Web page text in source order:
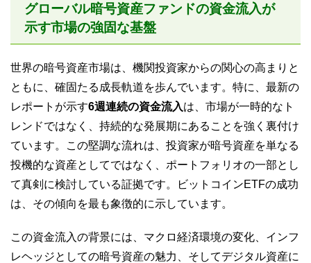
グローバル暗号資産ファンドの資金流入が
示す市場の強固な基盤
世界の暗号資産市場は、機関投資家からの関心の高まりと
ともに、確固たる成長軌道を歩んでいます。特に、最新の
レポートが示す6週連続の資金流入は、市場が一時的なト
レンドではなく、持続的な発展期にあることを強く裏付け
ています。この堅調な流れは、投資家が暗号資産を単なる
投機的な資産としてではなく、ポートフォリオの一部とし
て真剣に検討している証拠です。ビットコインETFの成功
は、その傾向を最も象徴的に示しています。
この資金流入の背景には、マクロ経済環境の変化、インフ
レヘッジとしての暗号資産の魅力、そしてデジタル資産に